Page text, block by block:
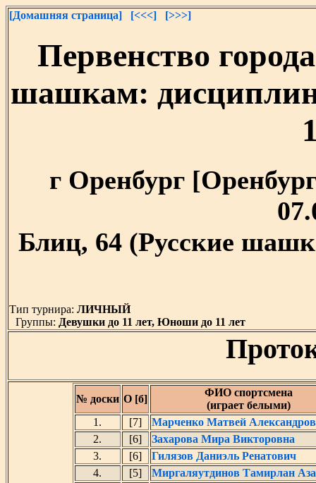
[Домашняя страница] [<<<] [>>>]
Первенство
шашкам:
г Оренбург
Блиц, 64 (Русские
Тип турнира: ЛИЧНЫЙ
Группы: Девушки до 11 лет, Юноши до 11 лет
№ доски О [б]
ФИО спортсмена
(играет белыми)
1.
[7]
Марченко Матвей
2.
[6]
Захарова Мира Викторовна
3.
[6]
Гилязов Даниэль Ренатович
4.
[5]
Миргаляутдинов Тамирлан